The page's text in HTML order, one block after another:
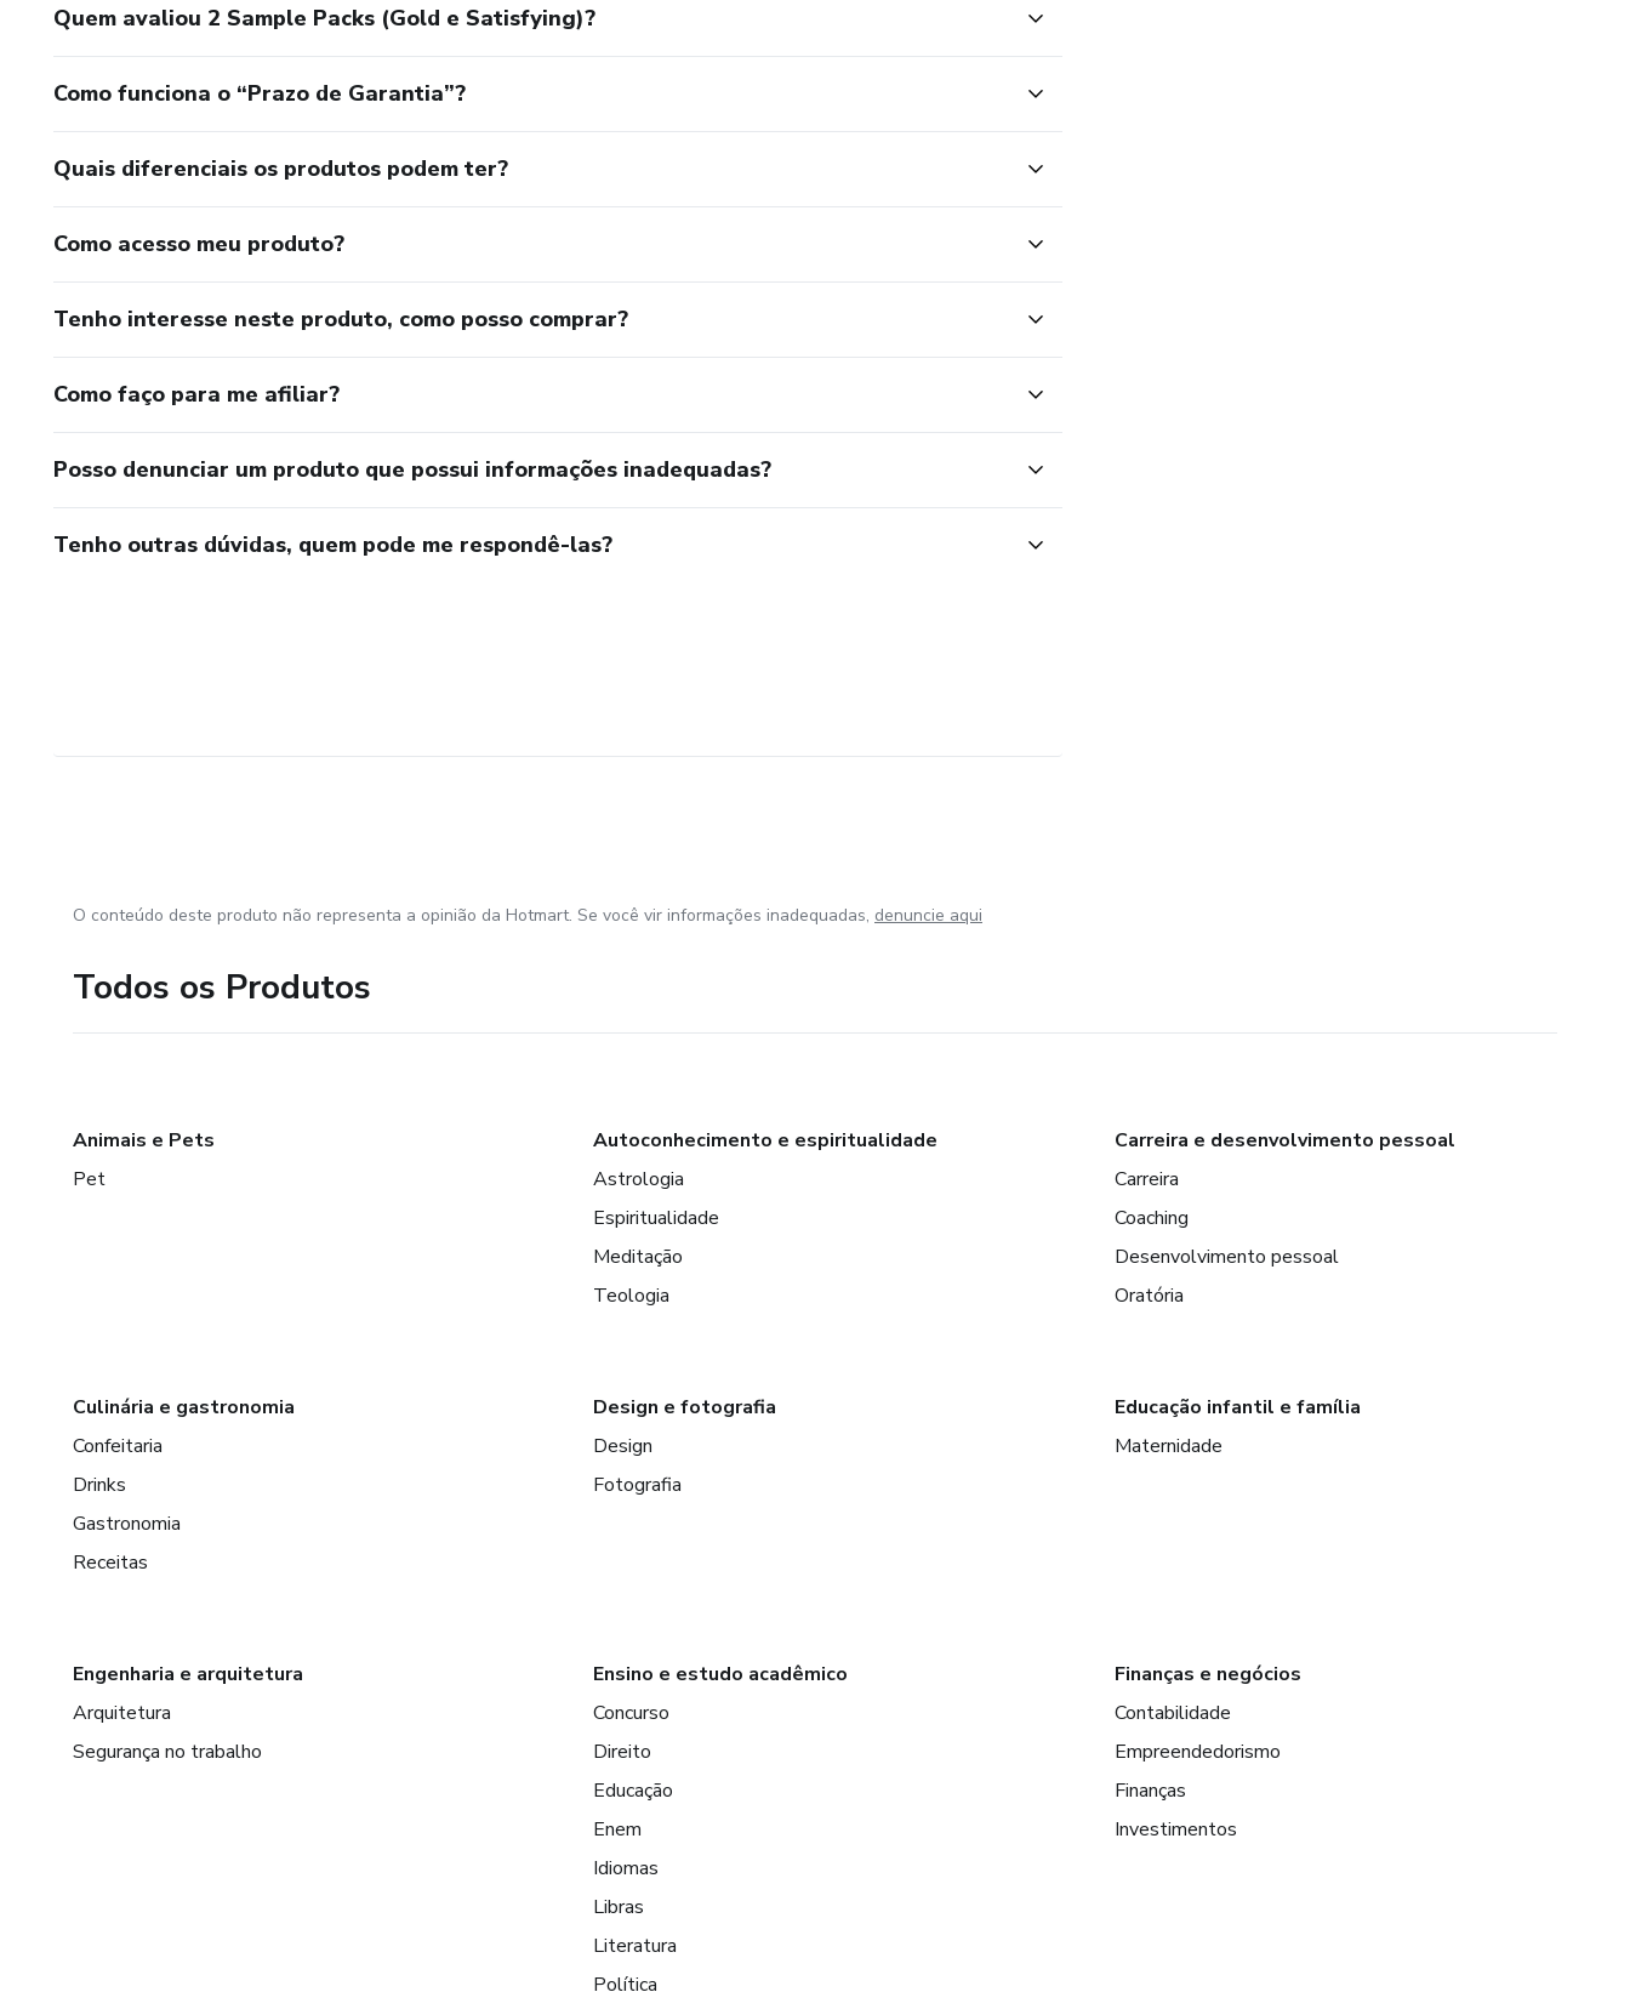
Quem avaliou 2 Sample Packs (Gold e Satisfying)?
Como funciona o “Prazo de Garantia”?
Quais diferenciais os produtos podem ter?
Como acesso meu produto?
Tenho interesse neste produto, como posso comprar?
Como faço para me afiliar?
Posso denunciar um produto que possui informações inadequadas?
Tenho outras dúvidas, quem pode me respondê-las?
O conteúdo deste produto não representa a opinião da Hotmart. Se você vir informações inadequadas, denuncie aqui
Todos os Produtos
Animais e Pets
Pet
Autoconhecimento e espiritualidade
Astrologia
Espiritualidade
Meditação
Teologia
Carreira e desenvolvimento pessoal
Carreira
Coaching
Desenvolvimento pessoal
Oratória
Culinária e gastronomia
Confeitaria
Drinks
Gastronomia
Receitas
Design e fotografia
Design
Fotografia
Educação infantil e família
Maternidade
Engenharia e arquitetura
Arquitetura
Segurança no trabalho
Ensino e estudo acadêmico
Concurso
Direito
Educação
Enem
Idiomas
Libras
Literatura
Política
Finanças e negócios
Contabilidade
Empreendedorismo
Finanças
Investimentos